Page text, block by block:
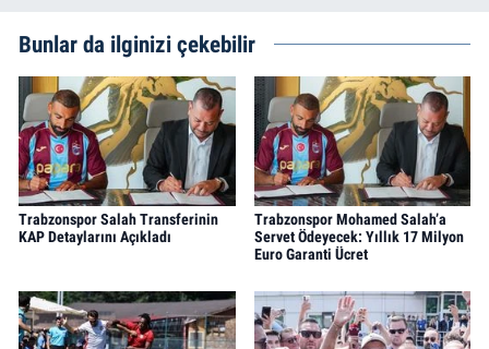
Bunlar da ilginizi çekebilir
Trabzonspor Salah Transferinin
KAP Detaylarını Açıkladı
Trabzonspor Mohamed Salah’a
Servet Ödeyecek: Yıllık 17 Milyon
Euro Garanti Ücret